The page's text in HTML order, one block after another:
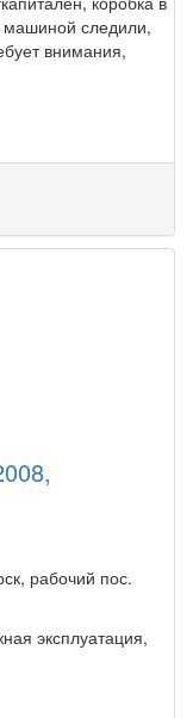
машиной следили,
внимания,
рабочий пос.
эксплуатация,